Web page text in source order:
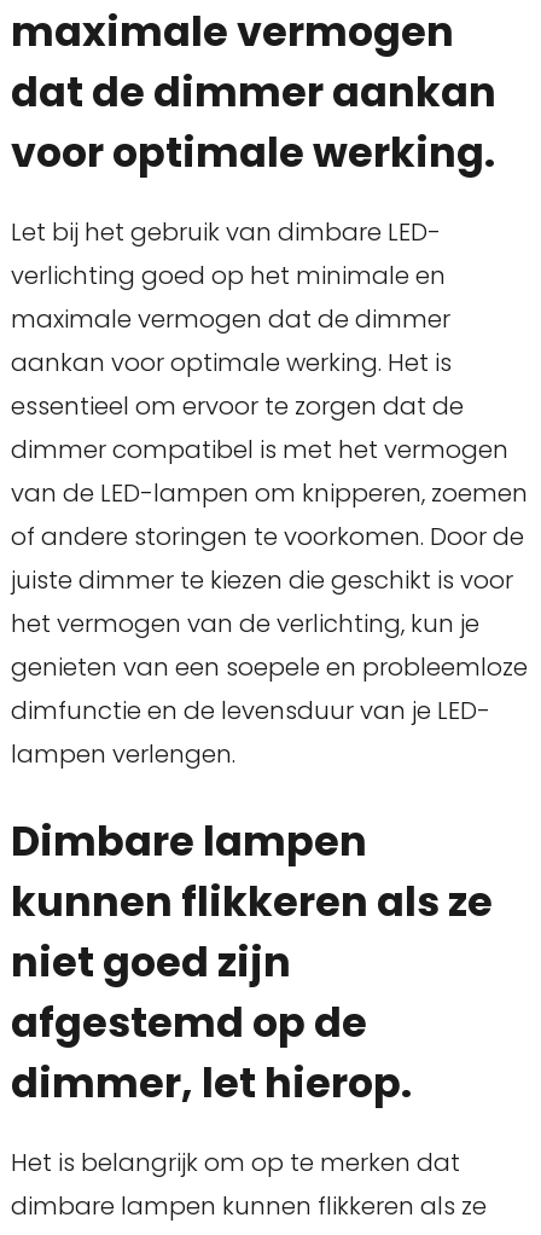
maximale vermogen
dat de dimmer aankan
voor optimale werking.
Let bij het gebruik van dimbare LED-
verlichting goed op het minimale en
maximale vermogen dat de dimmer
aankan voor optimale werking. Het is
essentieel om ervoor te zorgen dat de
dimmer compatibel is met het vermogen
van de LED-lampen om knipperen, zoemen
of andere storingen te voorkomen. Door de
juiste dimmer te kiezen die geschikt is voor
het vermogen van de verlichting, kun je
genieten van een soepele en probleemloze
dimfunctie en de levensduur van je LED-
lampen verlengen.
Dimbare lampen
kunnen flikkeren als ze
niet goed zijn
afgestemd op de
dimmer, let hierop.
Het is belangrijk om op te merken dat
dimbare lampen kunnen flikkeren als ze